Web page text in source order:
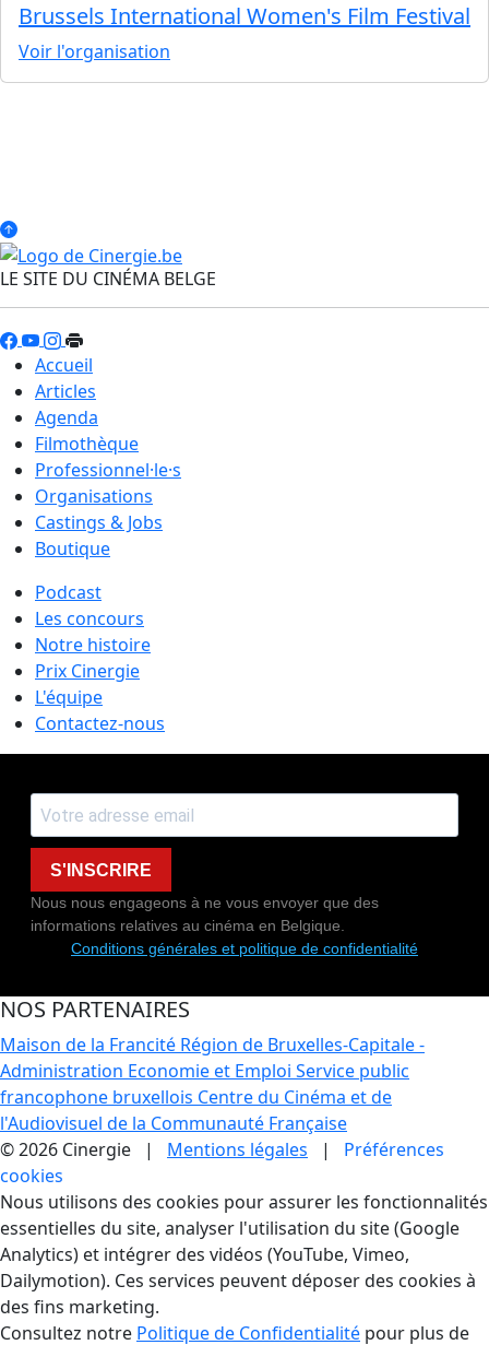
Brussels International Women's Film Festival
Voir l'organisation
LE SITE DU CINÉMA BELGE
Accueil
Articles
Agenda
Filmothèque
Professionnel·le·s
Organisations
Castings & Jobs
Boutique
Podcast
Les concours
Notre histoire
Prix Cinergie
L'équipe
Contactez-nous
S'INSCRIRE
Nous nous engageons à ne vous envoyer que des
informations relatives au cinéma en Belgique.
Conditions générales et politique de confidentialité
NOS PARTENAIRES
Maison de la Francité Région de Bruxelles-Capitale -
Administration Economie et Emploi Service public
francophone bruxellois Centre du Cinéma et de
l'Audiovisuel de la Communauté Française
© 2026 Cinergie | Mentions légales | Préférences
cookies
Gestion des Cookies
Nous utilisons des cookies pour assurer les fonctionnalités
essentielles du site, analyser l'utilisation du site (Google
Analytics) et intégrer des vidéos (YouTube, Vimeo,
Dailymotion). Ces services peuvent déposer des cookies à
des fins marketing.
Consultez notre Politique de Confidentialité pour plus de